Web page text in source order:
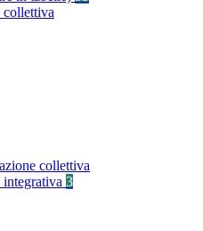
collettiva
collettiva
3